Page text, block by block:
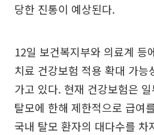
당한 진통이 예상된다.
12일 보건복지부와 의료계 등
치료 건강보험 적용 확대 가능
가고 있다. 현재 건강보험은
탈모에 한해 제한적으로 급여
국내 탈모 환자의 대다수를 차